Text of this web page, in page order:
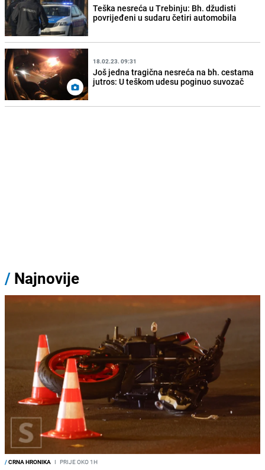
Teška nesreća u Trebinju: Bh. džudisti
povrijeđeni u sudaru četiri automobila
18.02.23. 09:31
Još jedna tragična nesreća na bh. cestama
jutros: U teškom udesu poginuo suvozač
/ Najnovije
/CRNA HRONIKA I PRIJE OKO 1H